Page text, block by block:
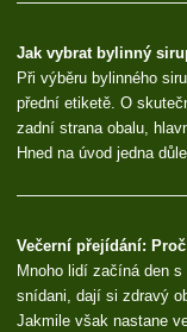
Jak vybrat bylinný
Při výběru bylinného
přední etiketě. O
zadní strana obalu,
Hned na úvod jedna
Večerní přejídání:
Mnoho lidí začíná den
snídani, dají si zdravý
Jakmile však nastane